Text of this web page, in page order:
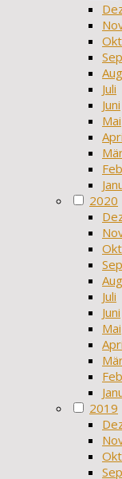
Juli
Juni
Mai
2020
Juli
Juni
Mai
2019